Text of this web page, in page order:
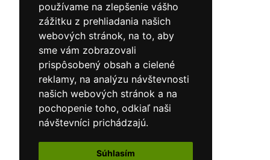
používame na zlepšenie vášho
zážitku z prehliadania našich
webových stránok, na to, aby
sme vám zobrazovali
prispôsobený obsah a cielené
reklamy, na analýzu návštevnosti
našich webových stránok a na
pochopenie toho, odkiaľ naši
návštevníci prichádzajú.
Súhlasím